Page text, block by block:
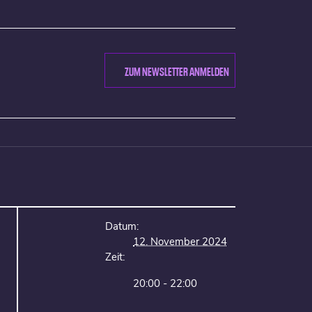
ZUM NEWSLETTER ANMELDEN
Datum:
12. November 2024
Zeit:
20:00 - 22:00